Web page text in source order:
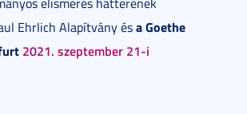
Ehrlich Alapítvány ésa Goethe
2021. szeptember 21-i